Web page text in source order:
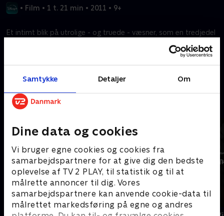
Samtykke Detaljer Om
Dine data og cookies
Vi bruger egne cookies og cookies fra
samarbejdspartnere for at give dig den bedste
oplevelse af TV 2 PLAY, til statistik og til at
målrette annoncer til dig. Vores
samarbejdspartnere kan anvende cookie-data til
målrettet markedsføring på egne og andres
• Film • 1 t. 21 min • 2011 • 9+
Et intimt blik på utrolige - og truede - væsner, som en tredjedel
Mere indhold fra Disney+